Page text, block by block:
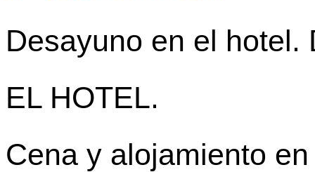
Desayuno en el hotel.
EL HOTEL.
Cena y alojamiento